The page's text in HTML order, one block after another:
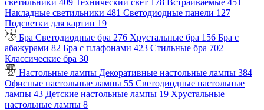
светильники 409 Технический свет 178 Встраиваемые 451
Накладные светильники 481 Светодиодные панели 127
Подсветки для картин 19
Бра Светодиодные бра 276 Хрустальные бра 156 Бра с
абажурами 82 Бра с плафонами 423 Стильные бра 702
Классические бра 30
Настольные лампы Декоративные настольные лампы 384
Офисные настольные лампы 55 Светодиодные настольные
лампы 43 Детские настольные лампы 19 Хрустальные
настольные лампы 8